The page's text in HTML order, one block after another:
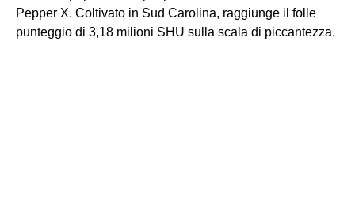
Pepper X. Coltivato in Sud Carolina, raggiunge il folle
punteggio di 3,18 milioni SHU sulla scala di piccantezza.